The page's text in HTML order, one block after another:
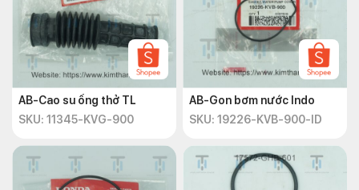
AB-Cao su ống thở TL
SKU: 11345-KVG-900
AB-Gon bơm nước Indo
SKU: 19226-KVB-900-ID